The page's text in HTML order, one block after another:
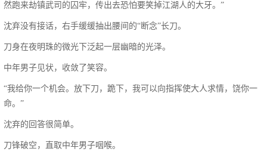
然跑来劫镇武司的囚牢，传出去恐怕要笑掉江湖人的大牙。”
沈弃没有接话，右手缓缓抽出腰间的“断念”长刀。
刀身在夜明珠的微光下泛起一层幽暗的光泽。
中年男子见状，收敛了笑容。
“我给你一个机会。放下刀，跪下，我可以向指挥使大人求情，饶你一
命。”
沈弃的回答很简单。
刀锋破空，直取中年男子咽喉。